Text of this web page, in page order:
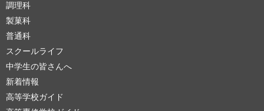
調理科
製菓科
普通科
スクールライフ
中学生の皆さんへ
新着情報
高等学校ガイド